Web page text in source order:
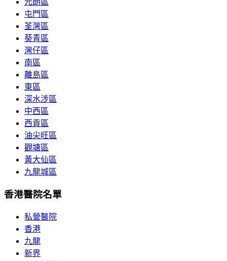
元朗區
屯門區
荃灣區
葵青區
灣仔區
南區
離島區
東區
深水涉區
中西區
西貢區
油尖旺區
觀塘區
黃大仙區
九龍城區
香港醫院名單
私營醫院
香港
九龍
新界